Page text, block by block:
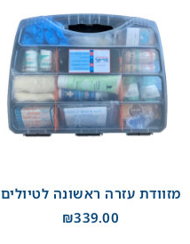
מזוודת עזרה ראשונה לטיולים
₪339.00